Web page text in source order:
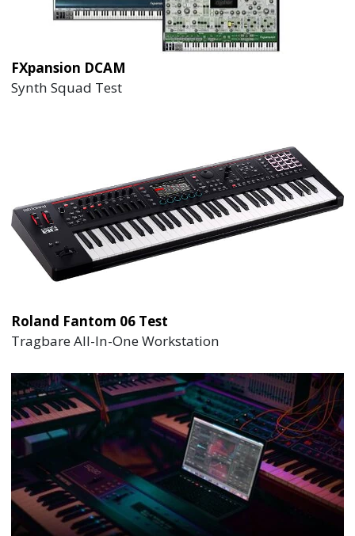
FXpansion DCAM
Synth Squad Test
Roland Fantom 06 Test
Tragbare All-In-One Workstation